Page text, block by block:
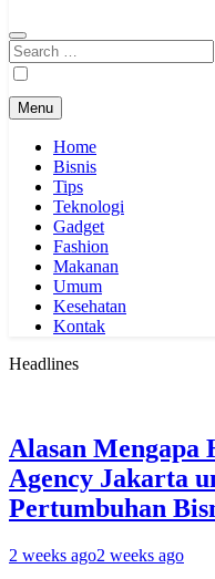
Search
for:
Menu
Home
Bisnis
Tips
Teknologi
Gadget
Fashion
Makanan
Umum
Kesehatan
Kontak
Headlines
Alasan
Agency Jakarta
Pertumbuhan
2 weeks ago2 weeks ago